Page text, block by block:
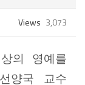
Views 3,073
의 영예를
선양국 교수